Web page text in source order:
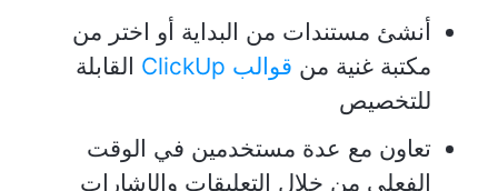
أنشئ مستندات من البداية أو اختر من
مكتبة غنية من قوالب ClickUp
القابلة
للتخصيص
تعاون مع عدة مستخدمين في الوقت
الفعلي من خلال التعليقات والإشارات